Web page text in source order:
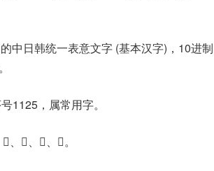
中日韩统一表意文字 (基本汉字)，10进
1125，属常用字。
𡸁、𢛲、𦉈。